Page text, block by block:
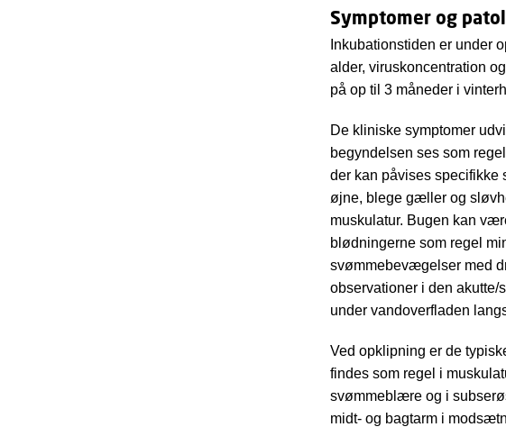
Symptomer og
Inkubationstiden er under
alder, viruskoncentration
på op til 3 måneder i
De kliniske symptomer
begyndelsen ses som
der kan påvises specifikke
øjne, blege gæller og
muskulatur. Bugen kan
blødningerne som regel
svømmebevægelser med
observationer i den akutte/
under vandoverfladen
Ved opklipning er de
findes som regel i
svømmeblære og i
midt- og bagtarm i